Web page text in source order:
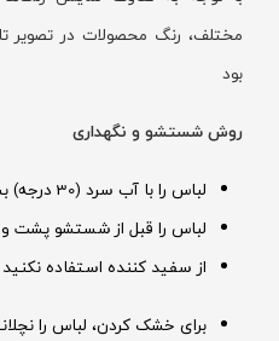
بود
روش شستشو و نگهداری
لباس را با آب سرد (30 درجه) بشویید
لباس را قبل از شستشو پشت و
از سفید کننده استفاده نکنید
برای خشک کردن، لباس را